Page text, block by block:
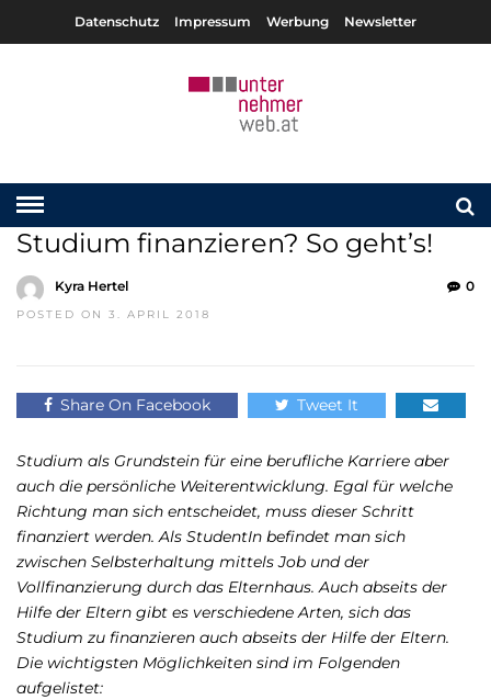
Datenschutz Impressum Werbung Newsletter
Studium finanzieren? So geht’s!
Kyra Hertel
POSTED ON 3. APRIL 2018
0
Share On Facebook Tweet It
Studium als Grundstein für eine berufliche Karriere aber
auch die persönliche Weiterentwicklung. Egal für welche
Richtung man sich entscheidet, muss dieser Schritt
finanziert werden. Als StudentIn befindet man sich
zwischen Selbsterhaltung mittels Job und der
Vollfinanzierung durch das Elternhaus. Auch abseits der
Hilfe der Eltern gibt es verschiedene Arten, sich das
Studium zu finanzieren auch abseits der Hilfe der Eltern.
Die wichtigsten Möglichkeiten sind im Folgenden
aufgelistet: